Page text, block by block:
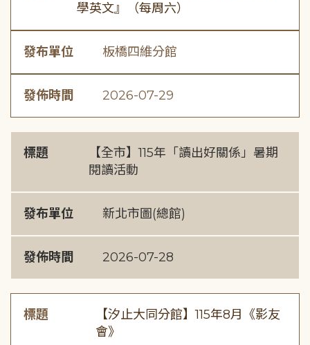
學英文』（每周六）
發布單位 板橋四維分館
發佈時間 2026-07-29
標題
【全市】115年「讀出好關係」暑期
閱讀活動
發布單位 新北市圖(總館)
發佈時間 2026-07-28
標題
【汐止大同分館】115年8月《影友
會》